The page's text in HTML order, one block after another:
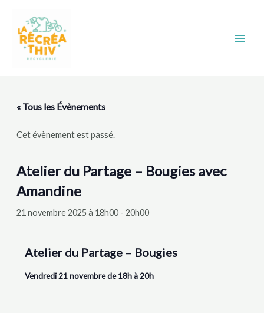
contenu
« Tous les Évènements
Cet évènement est passé.
Atelier du Partage – Bougies avec
Amandine
21 novembre 2025 à 18h00- 20h00
Atelier du Partage – Bougies
Vendredi 21 novembre de 18h à 20h